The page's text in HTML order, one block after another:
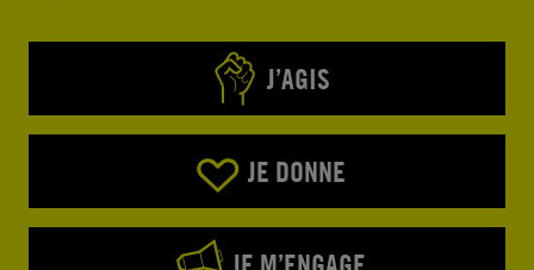
J’AGIS
JE DONNE